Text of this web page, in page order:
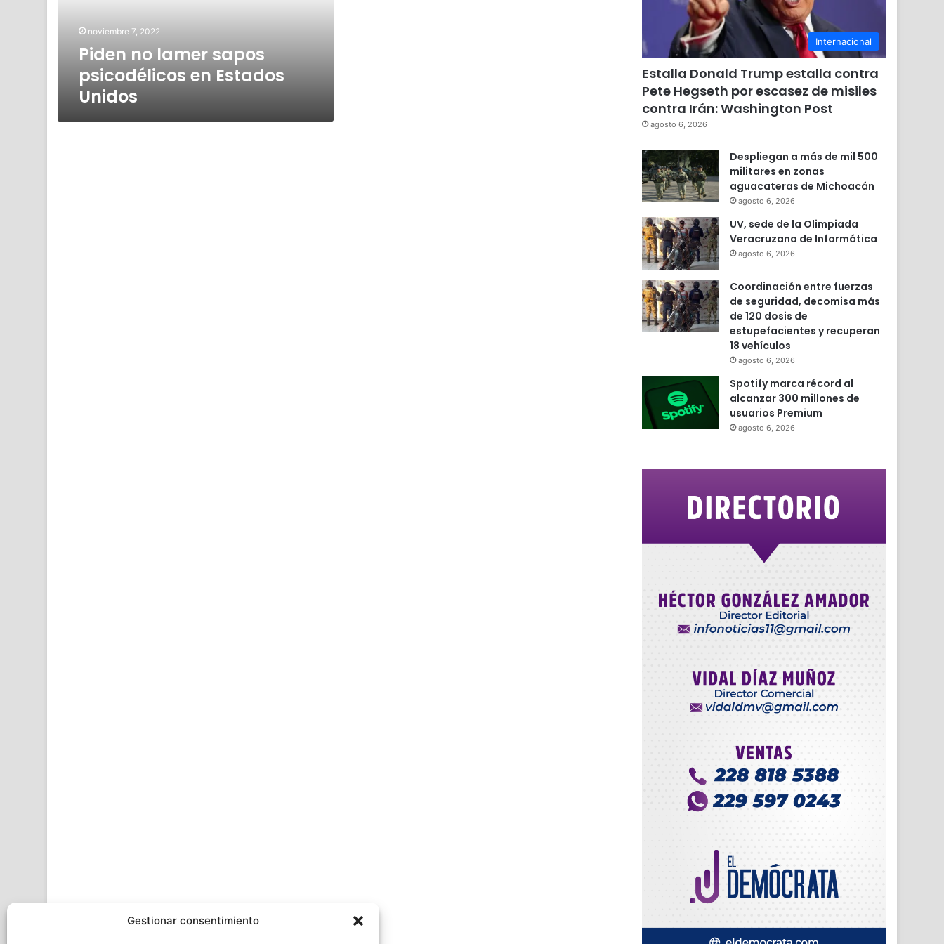
Gestionar consentimiento
noviembre 7, 2022
Piden no lamer sapos
psicodélicos en Estados
Unidos
Internacional
Estalla Donald Trump estalla contra
Pete Hegseth por escasez de misiles
contra Irán: Washington Post
agosto 6, 2026
Despliegan a más de mil 500
militares en zonas
aguacateras de Michoacán
agosto 6, 2026
UV, sede de la Olimpiada
Veracruzana de Informática
agosto 6, 2026
Coordinación entre fuerzas
de seguridad, decomisa más
de 120 dosis de
estupefacientes y recuperan
18 vehículos
agosto 6, 2026
Spotify marca récord al
alcanzar 300 millones de
usuarios Premium
agosto 6, 2026